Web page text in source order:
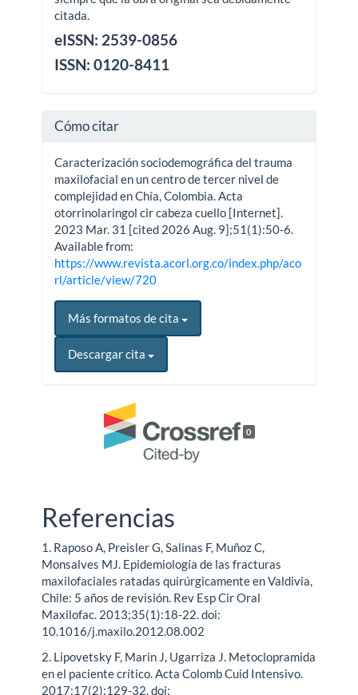
citada.
eISSN: 2539-0856
ISSN: 0120-8411
Cómo citar
Caracterización sociodemográfica del trauma
maxilofacial en un centro de tercer nivel de
complejidad en Chía, Colombia. Acta
otorrinolaringol cir cabeza cuello [Internet].
2023 Mar. 31 [cited 2026 Aug. 9];51(1):50-6.
Available from:
https://www.revista.acorl.org.co/index.php/aco
rl/article/view/720
Más formatos de cita
Descargar cita
0
Referencias
1. Raposo A, Preisler G, Salinas F, Muñoz C,
Monsalves MJ. Epidemiología de las fracturas
maxilofaciales ratadas quirúrgicamente en Valdivia,
Chile: 5 años de revisión. Rev Esp Cir Oral
Maxilofac. 2013;35(1):18-22. doi:
10.1016/j.maxilo.2012.08.002
2. Lipovetsky F, Marin J, Ugarriza J. Metoclopramida
en el paciente crítico. Acta Colomb Cuid Intensivo.
2017;17(2):129-32. doi: